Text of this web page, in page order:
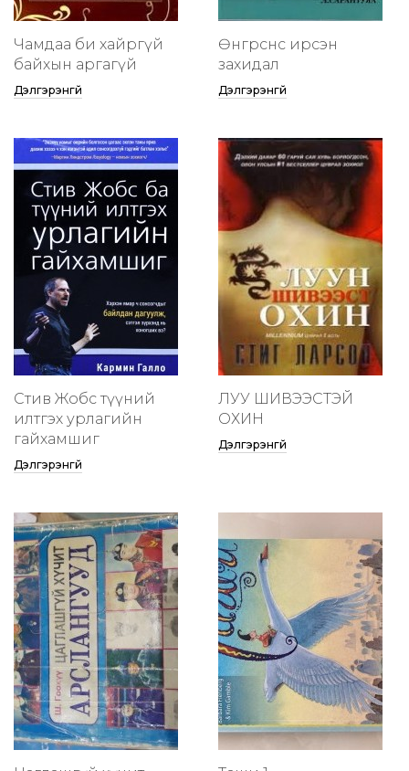
Чамдаа би хайргүй
байхын аргагүй
Дэлгэрэнгүй
Өнгөрснөөс ирсэн
захидал
Дэлгэрэнгүй
Стив Жобс түүний
илтгэх урлагийн
гайхамшиг
Дэлгэрэнгүй
ЛУУ ШИВЭЭСТЭЙ
ОХИН
Дэлгэрэнгүй